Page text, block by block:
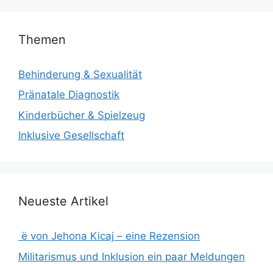
Themen
Behinderung & Sexualität
Pränatale Diagnostik
Kinderbücher & Spielzeug
Inklusive Gesellschaft
Neueste Artikel
ë von Jehona Kicaj – eine Rezension
Militarismus und Inklusion ein paar Meldungen